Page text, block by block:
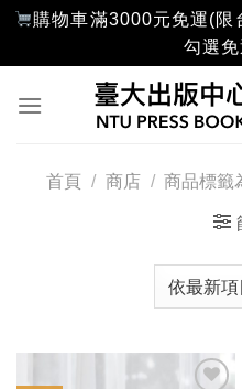
購物車滿3000元免運(限
勾選
首頁 / 商店 / 商品標籤